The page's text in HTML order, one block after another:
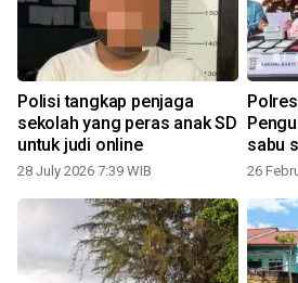
Polisi tangkap penjaga
sekolah yang peras anak SD
untuk judi online
28 July 2026 7:39 WIB
sabu
26